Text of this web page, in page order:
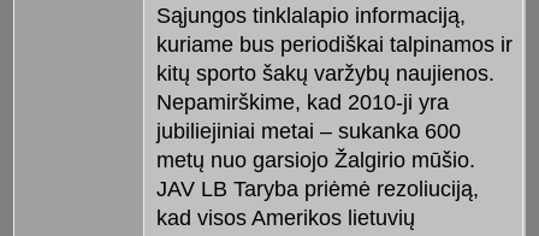
Sąjungos tinklalapio informaciją,
kuriame bus periodiškai talpinamos ir
kitų sporto šakų varžybų naujienos.
Nepamirškime, kad 2010-ji yra
jubiliejiniai metai – sukanka 600
metų nuo garsiojo Žalgirio mūšio.
JAV LB Taryba priėmė rezoliuciją,
kad visos Amerikos lietuvių